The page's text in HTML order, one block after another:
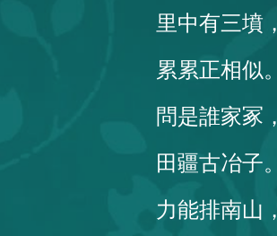
里中有三墳，
累累正相似。
問是誰家冢，
田疆古冶子。
力能排南山，